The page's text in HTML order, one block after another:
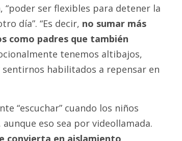
“poder ser flexibles para detener la
día”. “Es decir, no sumar más
como padres que también
tenemos altibajos,
habilitados a repensar en
“escuchar” cuando los niños
eso sea por videollamada.
convierta en aislamiento